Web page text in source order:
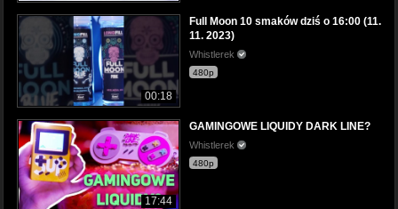
00:18
Full Moon 10 smaków dziś o 16:00 (11.
11. 2023)
Whistlerek
480p
17:44
GAMINGOWE LIQUIDY DARK LINE?
Whistlerek
480p